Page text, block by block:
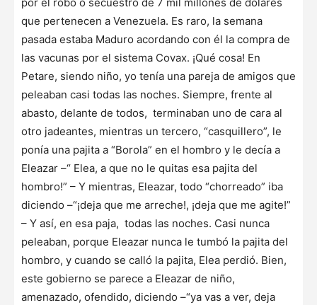
que pertenecen a Venezuela. Es raro, la semana
pasada estaba Maduro acordando con él la compra de
las vacunas por el sistema Covax. ¡Qué cosa! En
Petare, siendo niño, yo tenía una pareja de amigos que
peleaban casi todas las noches. Siempre, frente al
abasto, delante de todos, terminaban uno de cara al
otro jadeantes, mientras un tercero, “casquillero”, le
ponía una pajita a “Borola” en el hombro y le decía a
Eleazar –“ Elea, a que no le quitas esa pajita del
hombro!” – Y mientras, Eleazar, todo “chorreado” iba
diciendo –“¡deja que me arreche!, ¡deja que me agite!”
– Y así, en esa paja, todas las noches. Casi nunca
peleaban, porque Eleazar nunca le tumbó la pajita del
hombro, y cuando se calló la pajita, Elea perdió. Bien,
este gobierno se parece a Eleazar de niño,
amenazado, ofendido, diciendo –“ya vas a ver, deja